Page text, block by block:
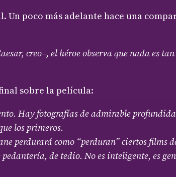
Un poco más adelante hace una
creo–, el héroe observa que nada es
sobre la película:
Hay fotografías de admirable
los primeros.
perdurará como “perduran” ciertos
de tedio. No es inteligente, es